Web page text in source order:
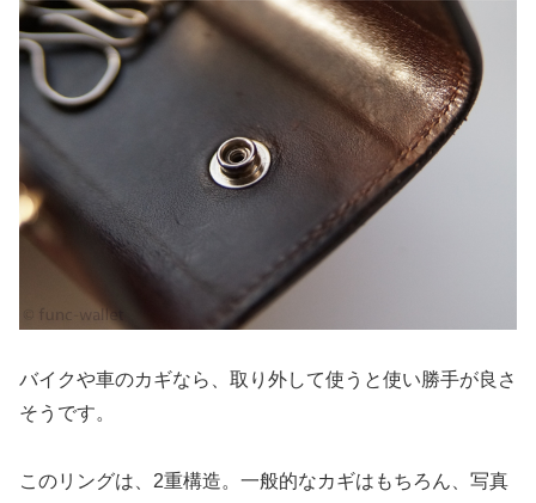
バイクや車のカギなら、取り外して使うと使い勝手が良さ
そうです。
このリングは、2重構造。一般的なカギはもちろん、写真